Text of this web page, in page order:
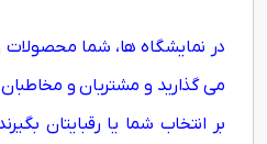
در نمایشگاه ها، شما
می گذارید و مشتریان و
بر انتخاب شما یا رقبایتان